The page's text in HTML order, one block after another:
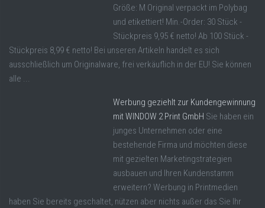
Größe: M Original verpackt im Polybag
und etikettiert! Min.-Order: 30 Stück -
Stückpreis 9,95 € netto! Ab 100 Stück -
Stückpreis 8,99 € netto! Bei unseren Artikeln handelt es sich
ausschließlich um Originalware, frei verkäuflich in der EU! Sie können
alle ...
Werbung geziehlt zur Kundengewinnung
mit WINDOW 2 Print GmbH Sie haben ein
junges Unternehmen oder eine
bestehende Firma und möchten diese
mit gezielten Marketingstrategien
ausbauen und Ihren Kundenstamm
erweitern? Werbung in Printmedien
haben Sie bereits geschaltet, nützen aber nichts außer das Sie Ihr